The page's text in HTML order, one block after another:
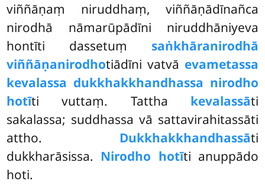
viññāṇaṃ niruddhaṃ, viññāṇādīnañca
nirodhā nāmarūpādīni niruddhāniyeva
hontīti dassetuṃ saṅkhāranirodhā
viññāṇanirodhotiādīni vatvā evametassa
kevalassa dukkhakkhandhassa nirodho
hotīti vuttaṃ. Tattha kevalassāti
sakalassa; suddhassa vā sattavirahitassāti
attho. Dukkhakkhandhassāti
dukkharāsissa. Nirodho hotīti anuppādo
hoti.